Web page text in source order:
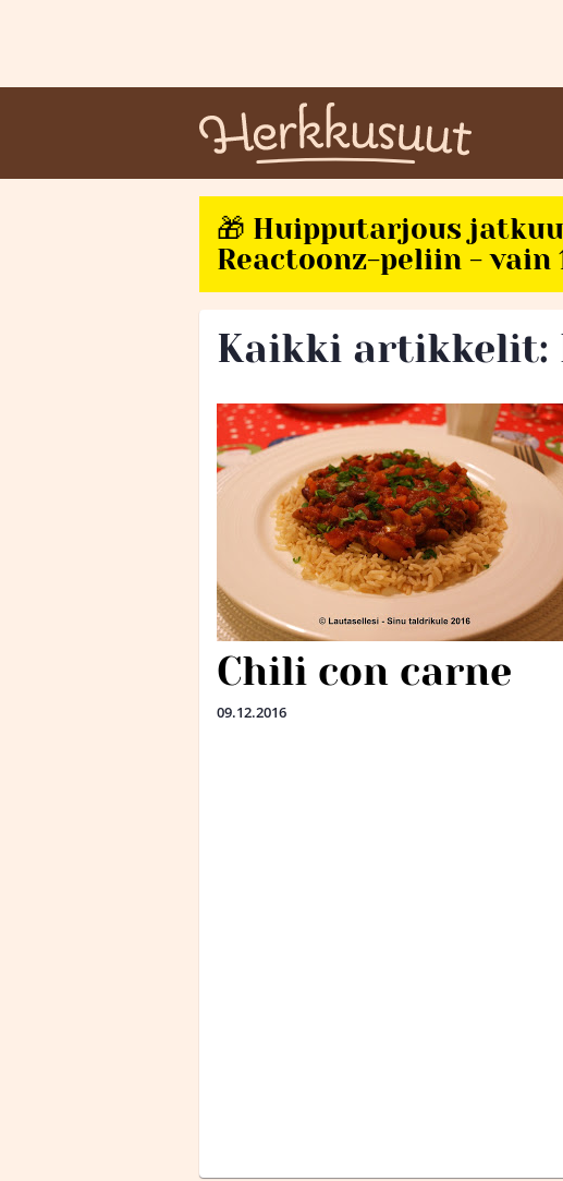
🎁 Huipputarjous
Reactoonz-peliin - vain
Kaikki artikkelit:
Chili con carne
09.12.2016